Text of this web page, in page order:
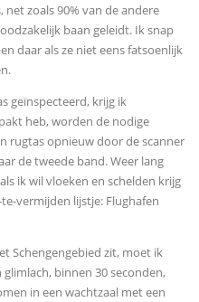
zoals 90% van de andere
baan geleidt. Ik snap
daar als ze niet eens fatsoenlijk
geïnspecteerd, krijg ik
heb, worden de nodige
rugtas opnieuw door de scanner
de tweede band. Weer lang
ik wil vloeken en schelden krijg
vermijden lijstje: Flughafen
Schengengebied zit, moet ik
binnen 30 seconden,
in een wachtzaal met een